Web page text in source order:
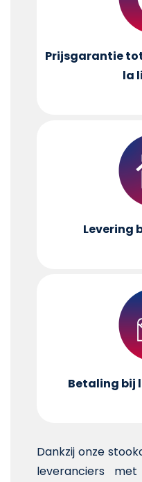
Prijsgarantie
la
Levering
Betaling bij
Dankzij onze
leveranciers